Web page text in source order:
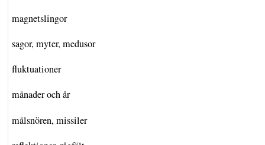
magnetslingor
sagor, myter, medusor
fluktuationer
månader och år
målsnören, missiler